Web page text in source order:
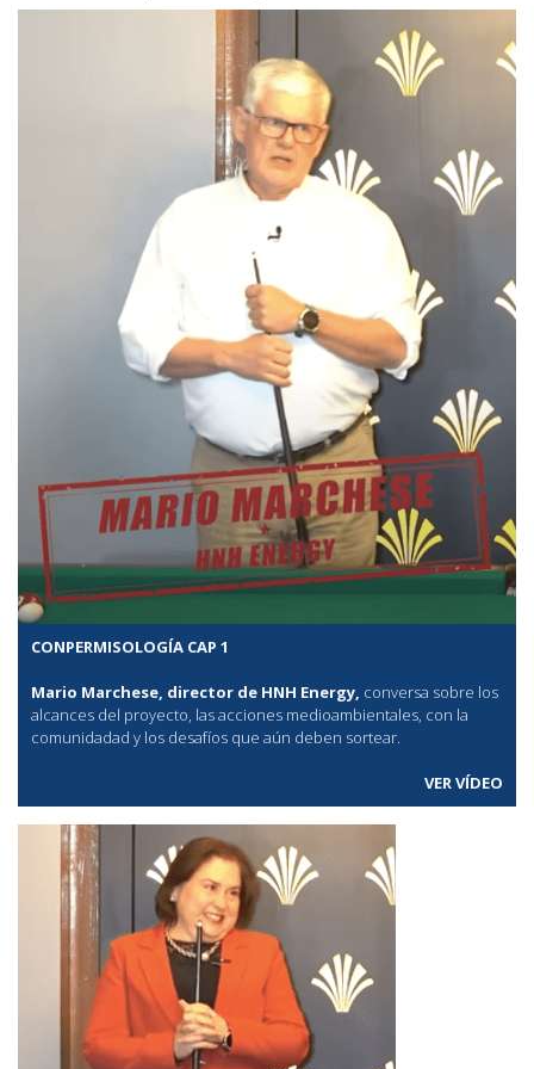
CONPERMISOLOGÍA CAP 1
Mario Marchese, director de HNH Energy, conversa sobre los
alcances del proyecto, las acciones medioambientales, con la
comunidadad y los desafíos que aún deben sortear.
VER VÍDEO